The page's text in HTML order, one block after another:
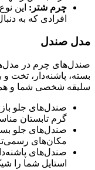
چرم شتر: این
افرادی که به
مدل صندل
صندل‌های چرم در
بسته، پاشنه‌دار، تخت
سلیقه شخصی شما و
صندل‌های جلو
گرم تابستان
صندل‌های جلو
مکان‌های
صندل‌های
استایل شما را